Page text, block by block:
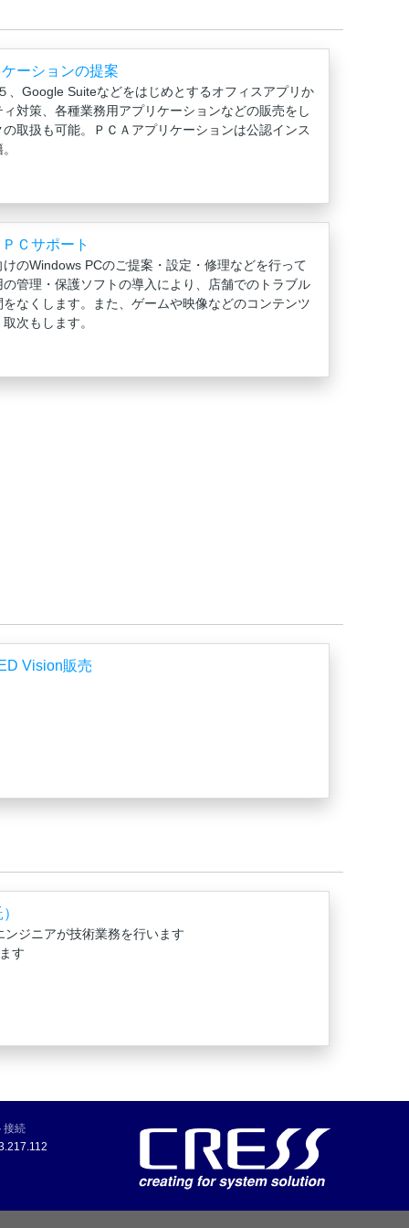
ーションの提案
、Google Suiteなどをはじめとするオフィスアプリか
対策、各種業務用アプリケーションなどの販売をし
取扱も可能。ＰＣＡアプリケーションは公認インス
Ｃサポート
のWindows PCのご提案・設定・修理などを行って
管理・保護ソフトの導入により、店舗でのトラブル
なくします。また、ゲームや映像などのコンテンツ
次もします。
Vision販売
ジニアが技術業務を行います
す
接続